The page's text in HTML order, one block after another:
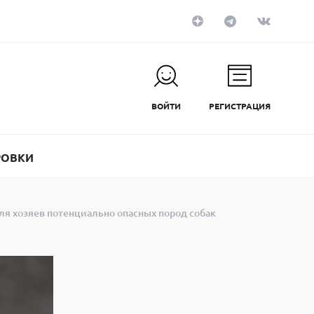
ВОЙТИ РЕГИСТРАЦИЯ
хозяев потенциально опасных пород собак